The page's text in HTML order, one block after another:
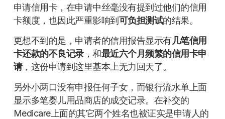
申请信用卡，在申请中丝毫没有提到过他们的信用
卡额度，也因此严重影响到 可负担测试的结果。
更想不到的是，申请者的信用报告显示有几笔信用
卡还款的不良记录，和最近六个月频繁的信用卡申
请，这份申请到这里基本上无力回天了。
另外小两口没有申报任何子女，而银行流水单上面
显示多笔婴儿用品商店的成交记录。在补交的
Medicare上面的其它两个姓名也被证实是申请人的